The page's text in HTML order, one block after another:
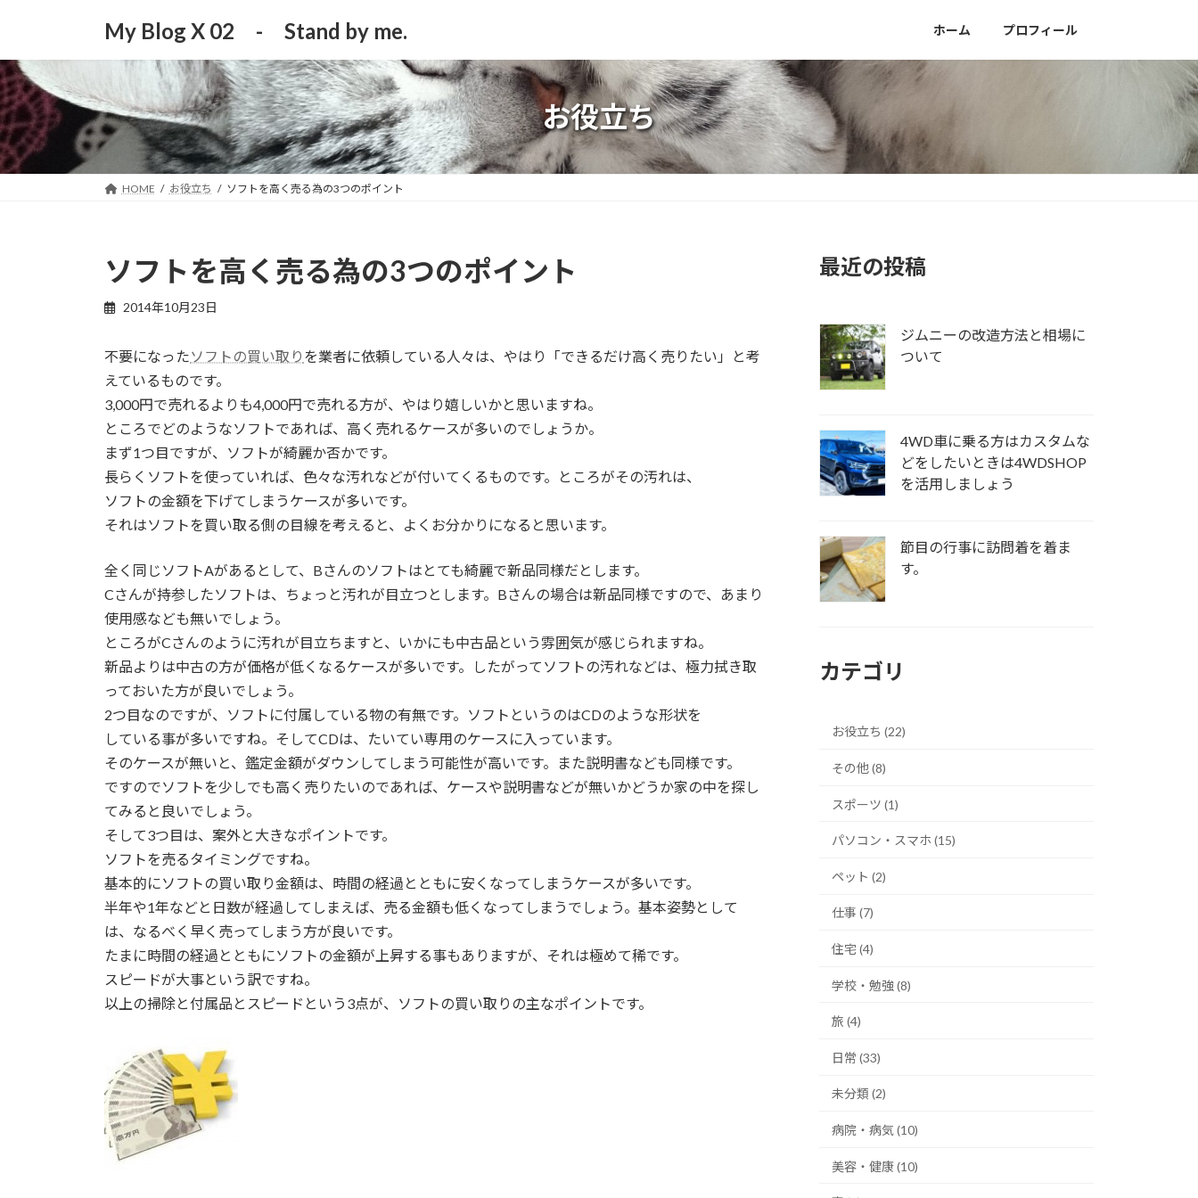
ン
ツ
へ
ス
キ
ー
シ
ョ
ン
に
My Blog X 02 - Stand by me. ホーム プロフィール
お役立ち
HOME お役立ち ソフトを高く売る為の3つのポイント
ソフトを高く売る為の3つのポイント
2014年10月23日
不要になったソフトの買い取り を業者に依頼している人々は、やはり「できるだけ高く売りたい」と考
えているものです。
3,000円で売れるよりも4,000円で売れる方が、やはり嬉しいかと思いますね。
ところでどのようなソフトであれば、高く売れるケースが多いのでしょうか。
まず1つ目ですが、ソフトが綺麗か否かです。
長らくソフトを使っていれば、色々な汚れなどが付いてくるものです。ところがその汚れは、
ソフトの金額を下げてしまうケースが多いです。
それはソフトを買い取る側の目線を考えると、よくお分かりになると思います。
全く同じソフトAがあるとして、Bさんのソフトはとても綺麗で新品同様だとします。
Cさんが持参したソフトは、ちょっと汚れが目立つとします。Bさんの場合は新品同様ですので、あまり
使用感なども無いでしょう。
ところがCさんのように汚れが目立ちますと、いかにも中古品という雰囲気が感じられますね。
新品よりは中古の方が価格が低くなるケースが多いです。したがってソフトの汚れなどは、極力拭き取
っておいた方が良いでしょう。
2つ目なのですが、ソフトに付属している物の有無です。ソフトというのはCDのような形状を
している事が多いですね。そしてCDは、たいてい専用のケースに入っています。
そのケースが無いと、鑑定金額がダウンしてしまう可能性が高いです。また説明書なども同様です。
ですのでソフトを少しでも高く売りたいのであれば、ケースや説明書などが無いかどうか家の中を探し
てみると良いでしょう。
そして3つ目は、案外と大きなポイントです。
ソフトを売るタイミングですね。
基本的にソフトの買い取り金額は、時間の経過とともに安くなってしまうケースが多いです。
半年や1年などと日数が経過してしまえば、売る金額も低くなってしまうでしょう。基本姿勢として
は、なるべく早く売ってしまう方が良いです。
たまに時間の経過とともにソフトの金額が上昇する事もありますが、それは極めて稀です。
スピードが大事という訳ですね。
以上の掃除と付属品とスピードという3点が、ソフトの買い取りの主なポイントです。
最近の投稿
ジムニーの改造方法と相場に
ついて
4WD車に乗る方はカスタムな
どをしたいときは4WDSHOP
を活用しましょう
節目の行事に訪問着を着ま
す。
カテゴリ
お役立ち (22)
その他 (8)
スポーツ (1)
パソコン・スマホ (15)
ペット (2)
仕事 (7)
住宅 (4)
学校・勉強 (8)
旅 (4)
日常 (33)
未分類 (2)
病院・病気 (10)
美容・健康 (10)